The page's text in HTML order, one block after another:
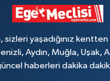
sizleri yaşadığınız
Aydın, Muğla, Uşak,
haberleri dakika